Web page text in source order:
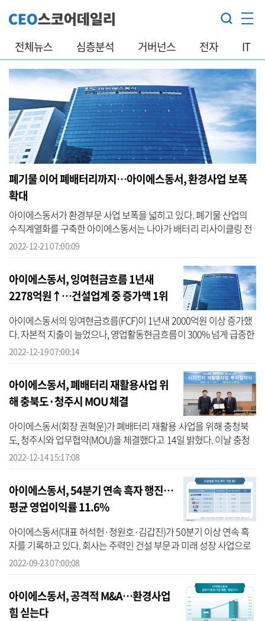
전체뉴스 심층분석 거버넌스 전자 IT
폐기물 이어 폐배터리까지…아이에스동서, 환경사업 보폭
확대
아이에스동서가 환경부문 사업 보폭을 넓히고 있다. 폐기물 산업의
수직계열화를 구축한 아이에스동서는 나아가 배터리 리사이클링 전
과정 밸류체인 확보에 나서고 있다. 환경을 기업 핵심 성장동력으로
2022-12-21 07:00:09
아이에스동서, 잉여현금흐름 1년새
2278억원↑…건설업계 중 증가액 1위
아이에스동서의 잉여현금흐름(FCF)이 1년새 2000억원 이상 증가했
다. 자본적 지출이 늘었으나, 영업활동현금흐름이 300% 넘게 급증한
영향이다. 건설업계에서 1000억원 이상 잉여현금흐름이 늘어난 곳은
2022-12-19 07:00:14
아이에스동서, 폐배터리 재활용사업 위
해 충북도·청주시 MOU 체결
아이에스동서(회장 권혁운)가 폐배터리 재활용 사업을 위해 충청북
도, 청주시와 업무협약(MOU)을 체결했다고 14일 밝혔다. 이날 충청
북도 청주시 충북도청에서 열린 협약식에는 권혁운 아이에스그룹 회
2022-12-14 15:17:08
아이에스동서, 54분기 연속 흑자 행진…
평균 영업이익률 11.6%
아이에스동서(대표 허석헌·정원호·김갑진)가 50분기 이상 연속 흑
자를 기록하고 있다. 회사는 주력인 건설 부문과 미래 성장 사업으로
중점을 두고 있는 환경 부문이 동반 성장하고 있는 상태다. 아이에스
2022-09-23 07:00:08
아이에스동서, 공격적 M&A…환경사업
힘 싣는다